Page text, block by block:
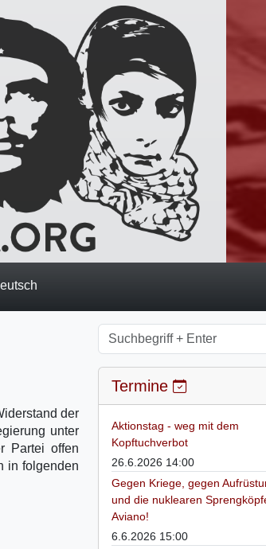
der
unter
Partei offen
in folgenden
Termine
Aktionstag - weg mit dem
Kopftuchverbot
26.6.2026 14:00
Gegen Kriege, gegen
und die nuklearen
Aviano!
6.6.2026 15:00